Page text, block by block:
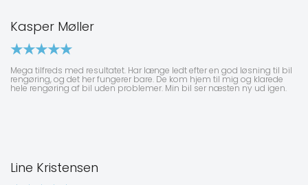
Kasper Møller
Mega tilfreds med resultatet. Har længe ledt efter en god løsning til bil
rengøring, og det her fungerer bare. De kom hjem til mig og klarede
hele rengøring af bil uden problemer. Min bil ser næsten ny ud igen.
Line Kristensen